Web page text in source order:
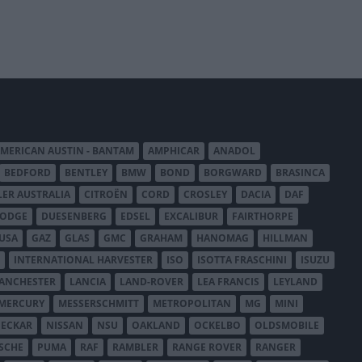
AUSTIN - BANTAM AMPHICAR
ANADOL
BEDFORD BENTLEY BMW BOND BORGWARD
BRASINCA
AUSTRALIA CITROËN CORD CROSLEY DACIA
DAF
DUESENBERG EDSEL EXCALIBUR
FAIRTHORPE
GAZ GLAS GMC GRAHAM HANOMAG
HILLMAN
INTERNATIONAL HARVESTER ISO ISOTTA FRASCHINI
ISUZU
LANCIA LAND-ROVER LEA FRANCIS
LEYLAND
MESSERSCHMITT METROPOLITAN MG
MINI
NISSAN NSU OAKLAND OCKELBO
OLDSMOBILE
PUMA RAF RAMBLER RANGE ROVER RANGER